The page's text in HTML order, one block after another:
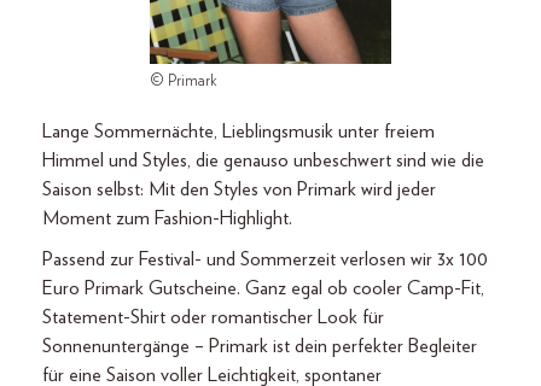
© Primark
Lange Sommernächte, Lieblingsmusik unter freiem
Himmel und Styles, die genauso unbeschwert sind wie die
Saison selbst: Mit den Styles von Primark wird jeder
Moment zum Fashion-Highlight.
Passend zur Festival- und Sommerzeit verlosen wir 3x 100
Euro Primark Gutscheine. Ganz egal ob cooler Camp-Fit,
Statement-Shirt oder romantischer Look für
Sonnenuntergänge – Primark ist dein perfekter Begleiter
für eine Saison voller Leichtigkeit, spontaner